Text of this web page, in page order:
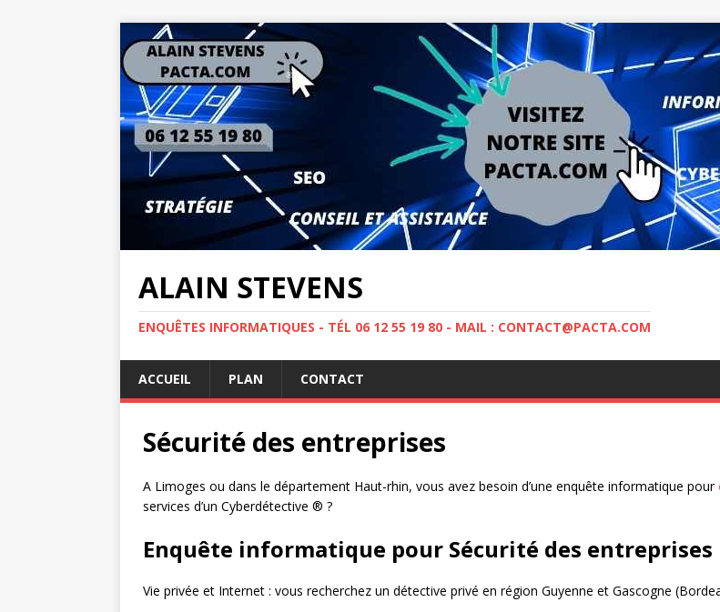
ALAIN STEVENS
ENQUÊTES INFORMATIQUES - TÉL 06 12 55 19 80 - MAIL : CONTACT@PACTA.COM
ACCUEIL PLAN CONTACT
Sécurité des entreprises
A Limoges ou dans le département Haut-rhin, vous avez besoin d’une enquête informatique pour
services d’un Cyberdétective ® ?
Enquête informatique pour Sécurité des entreprises
Vie privée et Internet : vous recherchez un détective privé en région Guyenne et Gascogne